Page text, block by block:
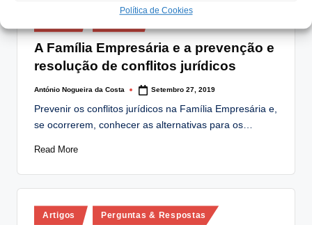
Política de Cookies
in
A Família Empresária e a prevenção e
resolução de conflitos jurídicos
Posted
António Nogueira da Costa Setembro 27, 2019
Prevenir os conflitos jurídicos na Família Empresária e,
se ocorrerem, conhecer as alternativas para os…
Read More
Posted
Artigos Perguntas & Respostas